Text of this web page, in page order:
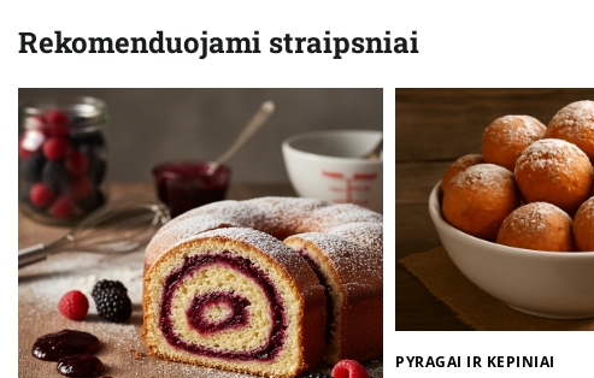
įrašų
Rekomenduojami straipsniai
PYRAGAI IR KEPINIAI